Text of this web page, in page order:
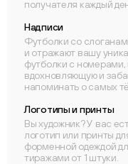
получателя каждый
Надписи
Футболки со
и отражают вашу
футболки с номерами,
вдохновляющую и
напоминать о самых
Логотипы и принты
Вы художник? У вас
логотип или принты
форменной одеждой
тиражами от 1 штуки.